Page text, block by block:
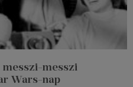
messzi-messzi
Wars-nap